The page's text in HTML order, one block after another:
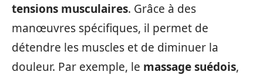
tensions musculaires. Grâce à des
manœuvres spécifiques, il permet de
détendre les muscles et de diminuer la
douleur. Par exemple, le massage suédois,